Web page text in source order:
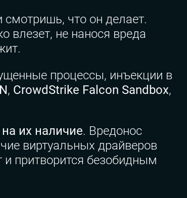
смотришь, что он делает.
влезет, не нанося вреда
процессы, инъекции в
, CrowdStrike Falcon Sandbox,
их наличие. Вредонос
виртуальных драйверов
притворится безобидным